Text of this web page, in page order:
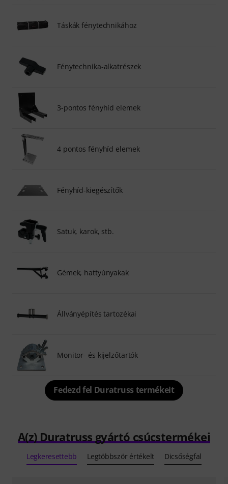
Táskák fénytechnikához
Fénytechnika-alkatrészek
3-pontos fényhíd elemek
4 pontos fényhíd elemek
Fényhíd-kiegészítők
Satuk, karok, stb.
Gémek, hattyúnyakak
Állványépítés tartozékai
Monitor- és kijelzőtartók
Fedezd fel Duratruss termékeit
A(z) Duratruss gyártó csúcstermékei
Legkeresettebb Legtöbbször értékelt Dicsőségfal